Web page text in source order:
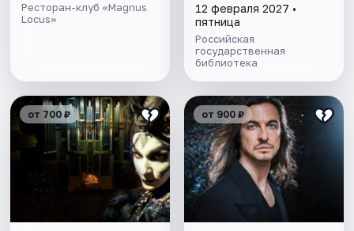
Ресторан-клуб «Magnus
Locus»
12 февраля 2027 •
пятница
Российская
государственная
библиотека
от 700 ₽ от 900 ₽